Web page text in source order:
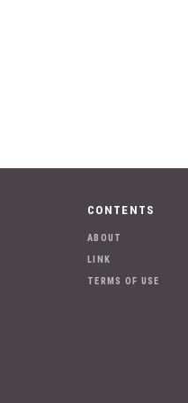
CONTENTS
ABOUT
LINK
TERMS OF USE